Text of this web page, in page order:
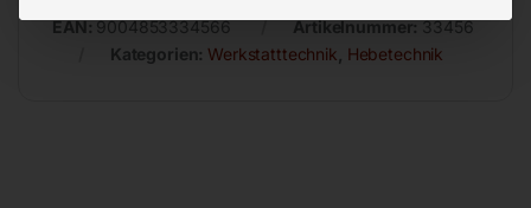
EAN:9004853334566 Artikelnummer:33456
Kategorien: Werkstatttechnik Hebetechnik